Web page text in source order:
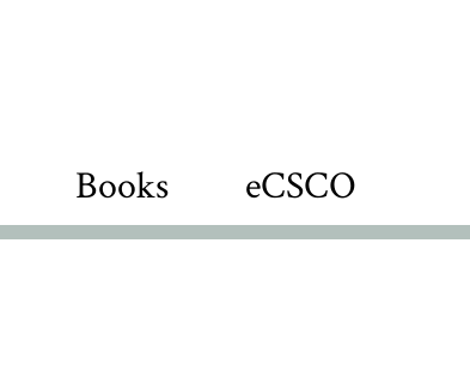
Books eCSCO